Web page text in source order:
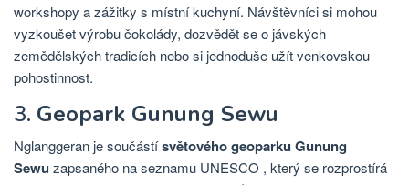
workshopy a zážitky s místní kuchyní. Návštěvníci si mohou
vyzkoušet výrobu čokolády, dozvědět se o jávských
zemědělských tradicích nebo si jednoduše užít venkovskou
pohostinnost.
3. Geopark Gunung Sewu
Nglanggeran je součástísvětového geoparku Gunung
Sewu zapsaného na seznamu UNESCO , který se rozprostírá